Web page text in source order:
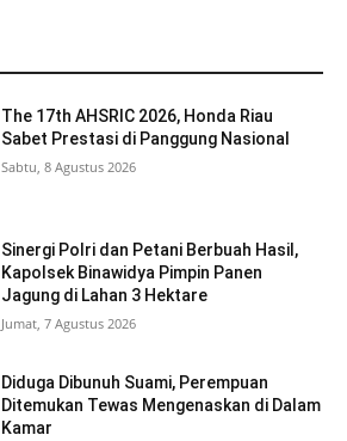
The 17th AHSRIC 2026, Honda Riau
Sabet Prestasi di Panggung Nasional
Sabtu, 8 Agustus 2026
Sinergi Polri dan Petani Berbuah Hasil,
Kapolsek Binawidya Pimpin Panen
Jagung di Lahan 3 Hektare
Jumat, 7 Agustus 2026
Diduga Dibunuh Suami, Perempuan
Ditemukan Tewas Mengenaskan di Dalam
Kamar